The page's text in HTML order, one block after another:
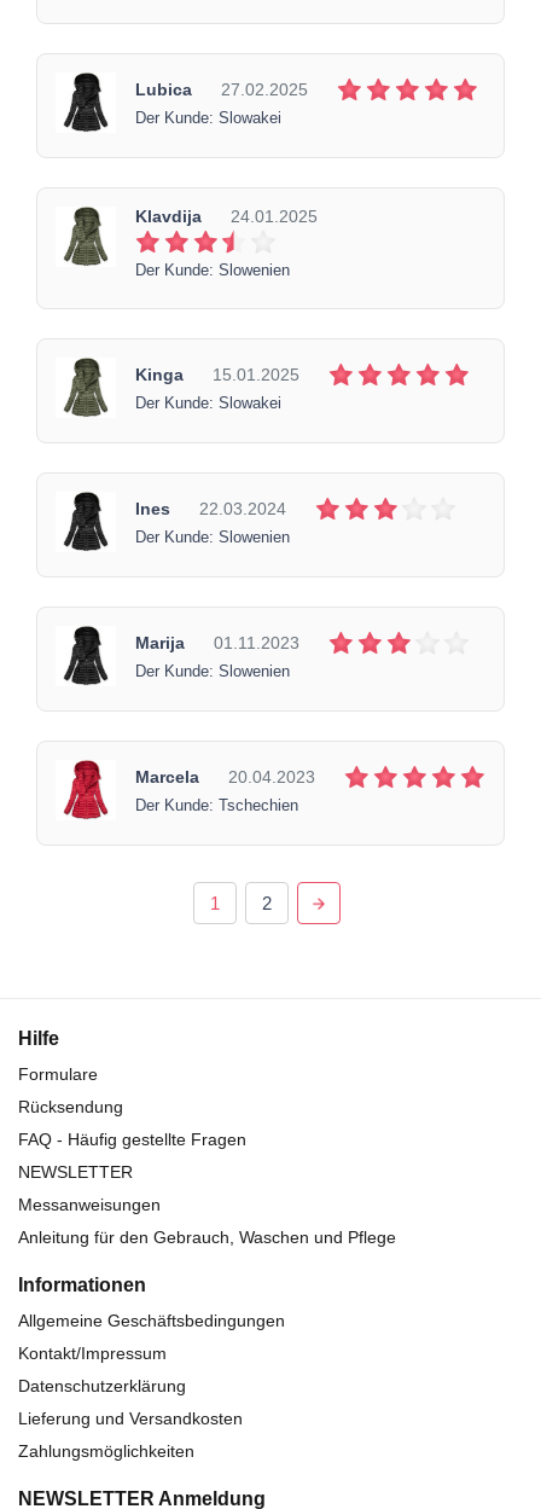
Lubica 27.02.2025
Der Kunde: Slowakei
Klavdija 24.01.2025
Der Kunde: Slowenien
Kinga 15.01.2025
Der Kunde: Slowakei
Ines 22.03.2024
Der Kunde: Slowenien
Marija 01.11.2023
Der Kunde: Slowenien
Marcela 20.04.2023
Der Kunde: Tschechien
1 2
Hilfe
Formulare
Rücksendung
FAQ - Häufig gestellte Fragen
NEWSLETTER
Messanweisungen
Anleitung für den Gebrauch, Waschen und Pflege
Informationen
Allgemeine Geschäftsbedingungen
Kontakt/Impressum
Datenschutzerklärung
Lieferung und Versandkosten
Zahlungsmöglichkeiten
NEWSLETTER Anmeldung